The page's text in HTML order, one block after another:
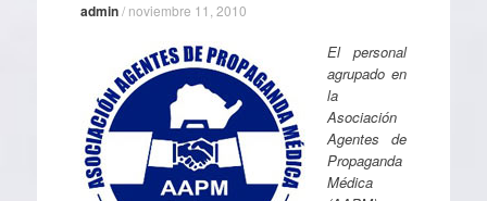
admin/ noviembre 11, 2010
El personal
agrupado en
la
Asociación
Agentes de
Propaganda
Médica